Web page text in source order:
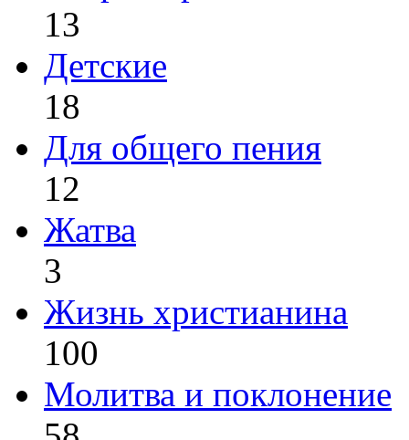
13
Детские
18
Для общего пения
12
Жатва
3
Жизнь христианина
100
Молитва и поклонение